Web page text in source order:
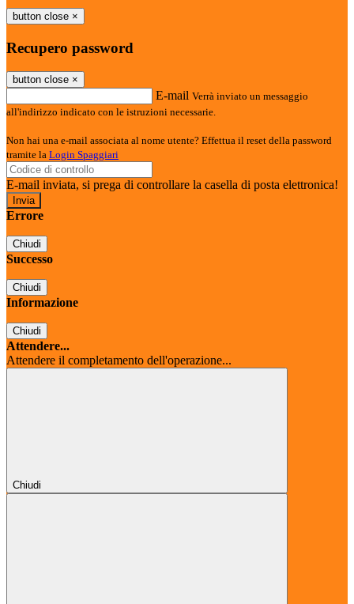
button close ×
Recupero password
button close ×
E-mail Verrà inviato un messaggio
all'indirizzo indicato con le istruzioni necessarie.
Non hai una e-mail associata al nome utente? Effettua il reset della password
tramite la Login Spaggiari
E-mail inviata, si prega di controllare la casella di posta elettronica!
Errore
Chiudi
Successo
Chiudi
Informazione
Chiudi
Attendere...
Attendere il completamento dell'operazione...
Chiudi